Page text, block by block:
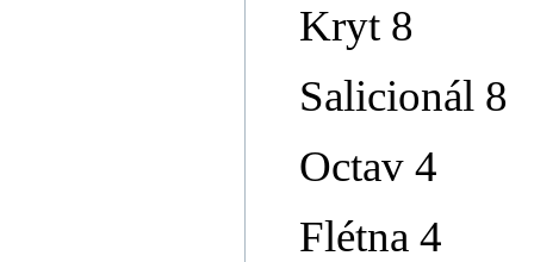
Kryt 8
Salicionál 8
Octav 4
Flétna 4